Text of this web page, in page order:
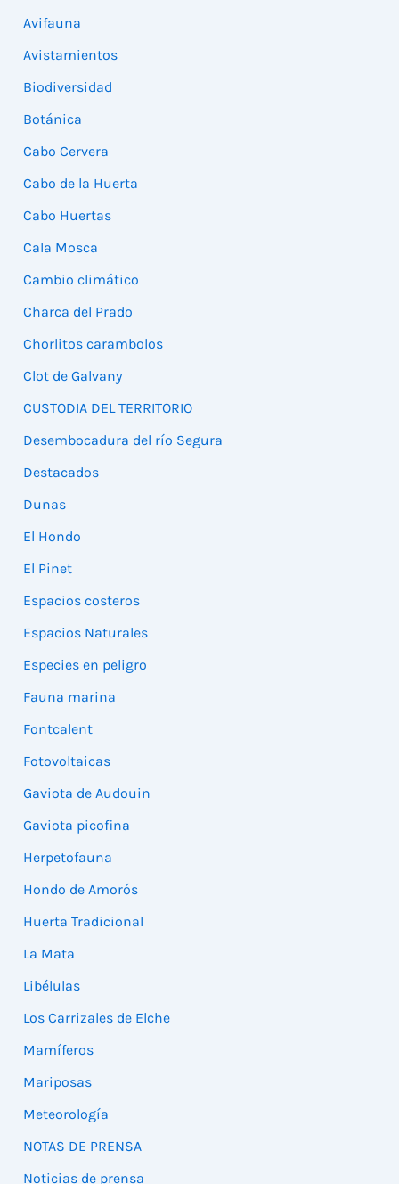
Avifauna
Avistamientos
Biodiversidad
Botánica
Cabo Cervera
Cabo de la Huerta
Cabo Huertas
Cala Mosca
Cambio climático
Charca del Prado
Chorlitos carambolos
Clot de Galvany
CUSTODIA DEL TERRITORIO
Desembocadura del río Segura
Destacados
Dunas
El Hondo
El Pinet
Espacios costeros
Espacios Naturales
Especies en peligro
Fauna marina
Fontcalent
Fotovoltaicas
Gaviota de Audouin
Gaviota picofina
Herpetofauna
Hondo de Amorós
Huerta Tradicional
La Mata
Libélulas
Los Carrizales de Elche
Mamíferos
Mariposas
Meteorología
NOTAS DE PRENSA
Noticias de prensa